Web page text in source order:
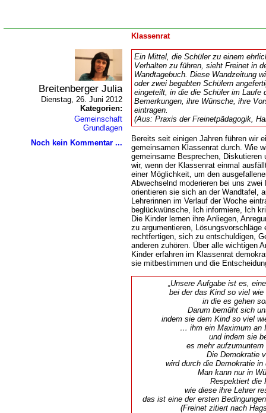
Klassenrat
Breitenberger Julia
Dienstag, 26. Juni 2012
Kategorien:
Gemeinschaft
Grundlagen
Noch kein Kommentar ...
Ein Mittel, die Schüler zu einem
Verhalten zu führen, sieht Freinet in
Wandtagebuch. Diese Wandzeitung
oder zwei begabten Schülern
eingeteilt, in die die Schüler im Laufe
Bemerkungen, ihre Wünsche, ihre
eintragen.
(Aus: Praxis der Freinetpädagogik,
Bereits seit einigen Jahren führen wir
gemeinsamen Klassenrat durch. Wie
gemeinsame Besprechen,
wir, wenn der Klassenrat einmal
einer Möglichkeit, um den
Abwechselnd moderieren bei uns
orientieren sie sich an der Wandtafel,
Lehrerinnen im Verlauf der Woche
beglückwünsche, Ich informiere, Ich
Die Kinder lernen ihre Anliegen,
zu argumentieren, Lösungsvorschläge
rechtfertigen, sich zu entschuldigen,
anderen zuhören. Über alle wichtigen
Kinder erfahren im Klassenrat
sie mitbestimmen und die
Unsere Aufgabe ist es,
bei der das Kind so viel
in die es gehen
Darum bemüht sich
indem sie dem Kind so viel
ihm ein Maximum an
und indem sie
es mehr
Die Demokratie
wird durch die Demokratie
Man kann nur in
Respektiert die
wie diese ihre Lehrer
das ist eine der ersten
(Freinet zitiert nach